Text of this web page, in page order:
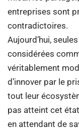
entreprises sont
contradictoires.
Aujourd’hui,
considérées
véritablement
d’innover par le
tout leur
pas atteint cet
en attendant de